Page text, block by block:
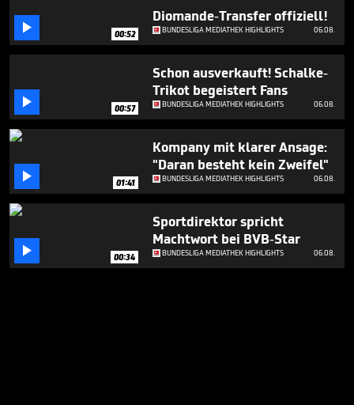
 00:52
Diomande-Transfer offiziell!
BUNDESLIGA MEDIATHEK HIGHLIGHTS 06.08.
 00:57
Schon ausverkauft! Schalke-
Trikot begeistert Fans
BUNDESLIGA MEDIATHEK HIGHLIGHTS 06.08.
 01:41
Kompany mit klarer Ansage:
"Daran besteht kein Zweifel"
BUNDESLIGA MEDIATHEK HIGHLIGHTS 06.08.
 00:34
Sportdirektor spricht
Machtwort bei BVB-Star
BUNDESLIGA MEDIATHEK HIGHLIGHTS 06.08.